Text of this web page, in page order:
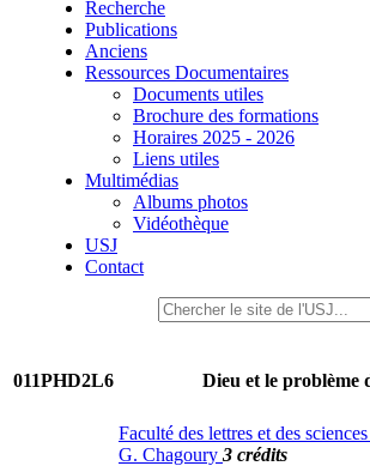
Recherche
Publications
Anciens
Ressources Documentaires
Documents utiles
Brochure des formations
Horaires 2025 - 2026
Liens utiles
Multimédias
Albums photos
Vidéothèque
USJ
Contact
011PHD2L6 Dieu et le problème
Faculté des lettres et des
G. Chagoury 3 crédits